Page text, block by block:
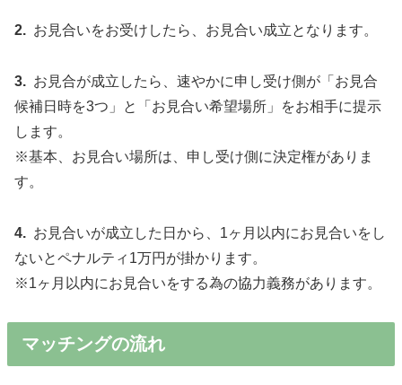
2. お見合いをお受けしたら、お見合い成立となります。
3. お見合が成立したら、速やかに申し受け側が「お見合
候補日時を3つ」と「お見合い希望場所」をお相手に提示
します。
※基本、お見合い場所は、申し受け側に決定権がありま
す。
4. お見合いが成立した日から、1ヶ月以内にお見合いをし
ないとペナルティ1万円が掛かります。
※1ヶ月以内にお見合いをする為の協力義務があります。
マッチングの流れ